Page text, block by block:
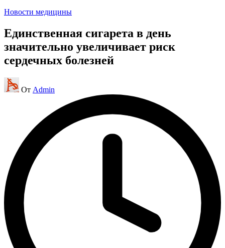
Опубликовано
Новости медицины
Единственная сигарета в день
значительно увеличивает риск
сердечных болезней
Запись
от
От Admin